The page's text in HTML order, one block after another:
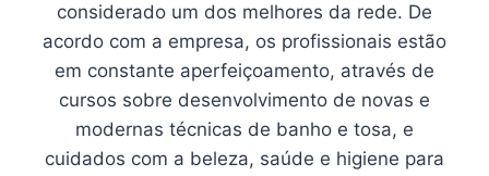
considerado um dos melhores da rede. De
acordo com a empresa, os profissionais estão
em constante aperfeiçoamento, através de
cursos sobre desenvolvimento de novas e
modernas técnicas de banho e tosa, e
cuidados com a beleza, saúde e higiene para